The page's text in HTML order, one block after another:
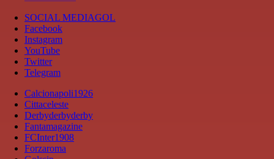
SOCIAL MEDIAGOL
Facebook
Instagram
YouTube
Twitter
Telegram
Calcionapoli1926
Cittaceleste
Derbyderbyderby
Fantamagazine
FCInter1908
Forzaroma